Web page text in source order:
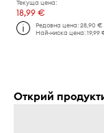
Текуща цена:
18,99 €
Редовна цена:28,90 €
Най-ниска цена:19,99
Открий